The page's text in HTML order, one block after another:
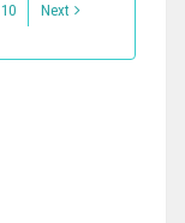
10
Next